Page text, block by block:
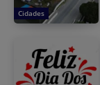
Cidades